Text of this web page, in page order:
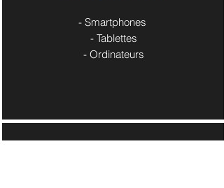
- Smartphones
- Tablettes
- Ordinateurs